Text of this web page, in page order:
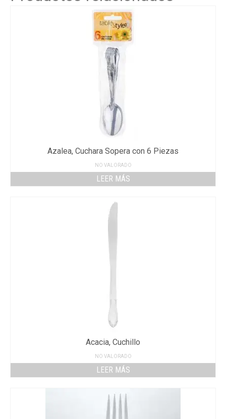
Azalea, Cuchara Sopera con 6 Piezas
NO VALORADO
LEER MÁS
Acacia, Cuchillo
NO VALORADO
LEER MÁS